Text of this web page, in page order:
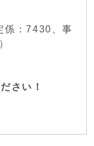
：7430、事
さい！